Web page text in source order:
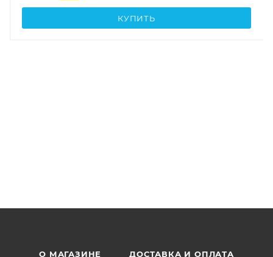
КУПИТЬ
О МАГАЗИНЕ ДОСТАВКА И ОПЛАТА